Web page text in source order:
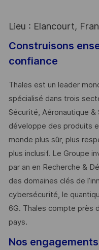
Lieu : Elancourt,
Construisons
confiance
Thales est un leader
spécialisé dans trois
Sécurité, Aéronautique &
développe des produits
monde plus sûr, plus
plus inclusif. Le Groupe
par an en Recherche &
des domaines clés de
cybersécurité, le
6G. Thales compte près
pays. ​
Nos